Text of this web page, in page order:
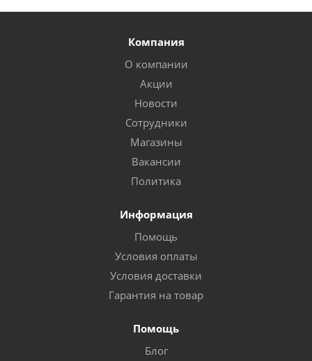
Компания
О компании
Акции
Новости
Сотрудники
Магазины
Вакансии
Политика
Информация
Помощь
Условия оплаты
Условия доставки
Гарантия на товар
Помощь
Блог